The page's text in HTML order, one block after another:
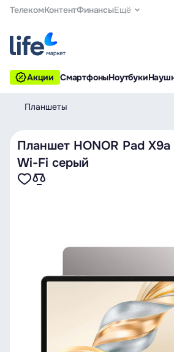
ТелекомКонтентФинансыЕщё
Акции СмартфоныНоутбуки
Планшеты
Планшет HONOR Pad X9a
Wi-Fi серый